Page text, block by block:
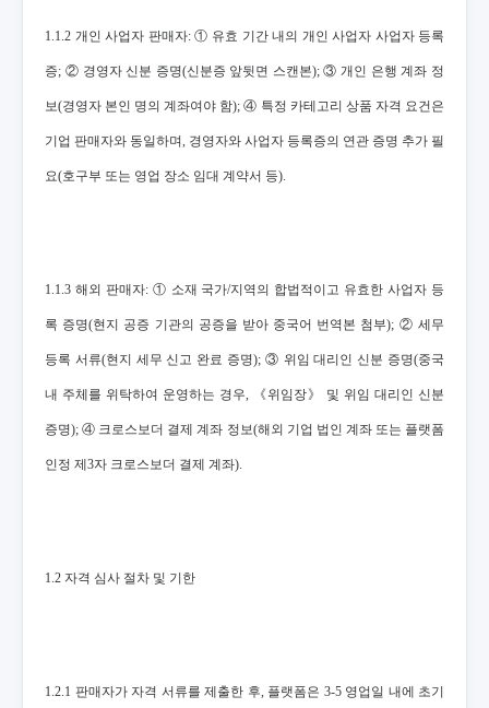
1.1.2 개인 사업자 판매자: ① 유효 기간 내의 개인 사업자 사업자 등록
증; ② 경영자 신분 증명(신분증 앞뒷면 스캔본); ③ 개인 은행 계좌 정
보(경영자 본인 명의 계좌여야 함); ④ 특정 카테고리 상품 자격 요건은
기업 판매자와 동일하며, 경영자와 사업자 등록증의 연관 증명 추가 필
요(호구부 또는 영업 장소 임대 계약서 등).
1.1.3 해외 판매자: ① 소재 국가/지역의 합법적이고 유효한 사업자 등
록 증명(현지 공증 기관의 공증을 받아 중국어 번역본 첨부); ② 세무
등록 서류(현지 세무 신고 완료 증명); ③ 위임 대리인 신분 증명(중국
내 주체를 위탁하여 운영하는 경우, 《위임장》 및 위임 대리인 신분
증명); ④ 크로스보더 결제 계좌 정보(해외 기업 법인 계좌 또는 플랫폼
인정 제3자 크로스보더 결제 계좌).
1.2 자격 심사 절차 및 기한
1.2.1 판매자가 자격 서류를 제출한 후, 플랫폼은 3-5 영업일 내에 초기